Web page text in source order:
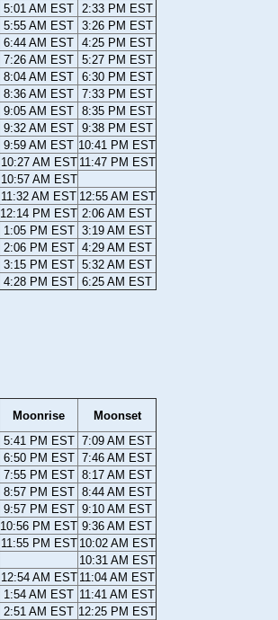
5:01 AM EST 2:33 PM EST
5:55 AM EST 3:26 PM EST
6:44 AM EST 4:25 PM EST
7:26 AM EST 5:27 PM EST
8:04 AM EST 6:30 PM EST
8:36 AM EST 7:33 PM EST
9:05 AM EST 8:35 PM EST
9:32 AM EST 9:38 PM EST
9:59 AM EST 10:41 PM EST
10:27 AM EST 11:47 PM EST
10:57 AM EST
11:32 AM EST 12:55 AM EST
12:14 PM EST 2:06 AM EST
1:05 PM EST 3:19 AM EST
2:06 PM EST 4:29 AM EST
3:15 PM EST 5:32 AM EST
4:28 PM EST 6:25 AM EST
Moonrise
Moonset
5:41 PM EST 7:09 AM EST
6:50 PM EST 7:46 AM EST
7:55 PM EST 8:17 AM EST
8:57 PM EST 8:44 AM EST
9:57 PM EST 9:10 AM EST
10:56 PM EST 9:36 AM EST
11:55 PM EST 10:02 AM EST
10:31 AM EST
12:54 AM EST 11:04 AM EST
1:54 AM EST 11:41 AM EST
2:51 AM EST 12:25 PM EST